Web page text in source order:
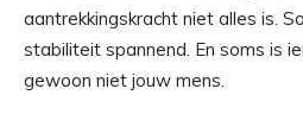
aantrekkingskracht niet alles is.
stabiliteit spannend. En soms is
gewoon niet jouw mens.